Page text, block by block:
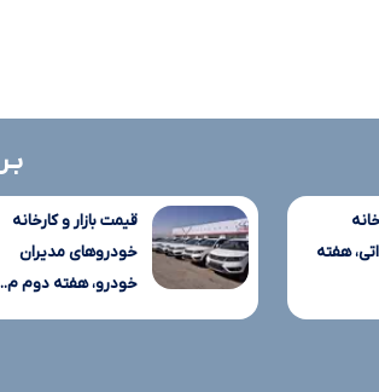
هفته
قیمت بازار و کارخانه
خودروهای مدیران
خودرو، هفته دوم